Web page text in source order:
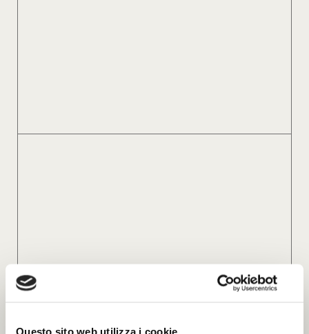
Questo sito web utilizza i cookie